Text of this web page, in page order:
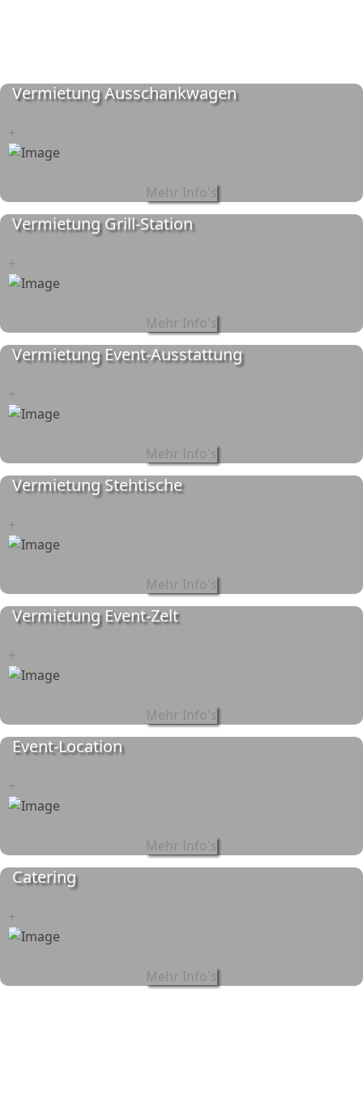
Vermietung Ausschankwagen
+
Mehr Info's
Vermietung Grill-Station
+
Mehr Info's
Vermietung Event-Ausstattung
+
Mehr Info's
Vermietung Stehtische
+
Mehr Info's
Vermietung Event-Zelt
+
Mehr Info's
Event-Location
+
Mehr Info's
Catering
+
Mehr Info's